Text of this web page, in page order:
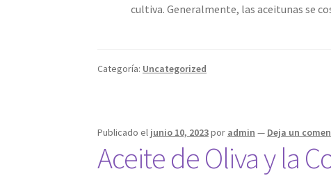
cultiva. Generalmente, las aceitunas se
Categoría: Uncategorized
Publicado el junio 10, 2023por admin — Deja un
Aceite de Oliva y la